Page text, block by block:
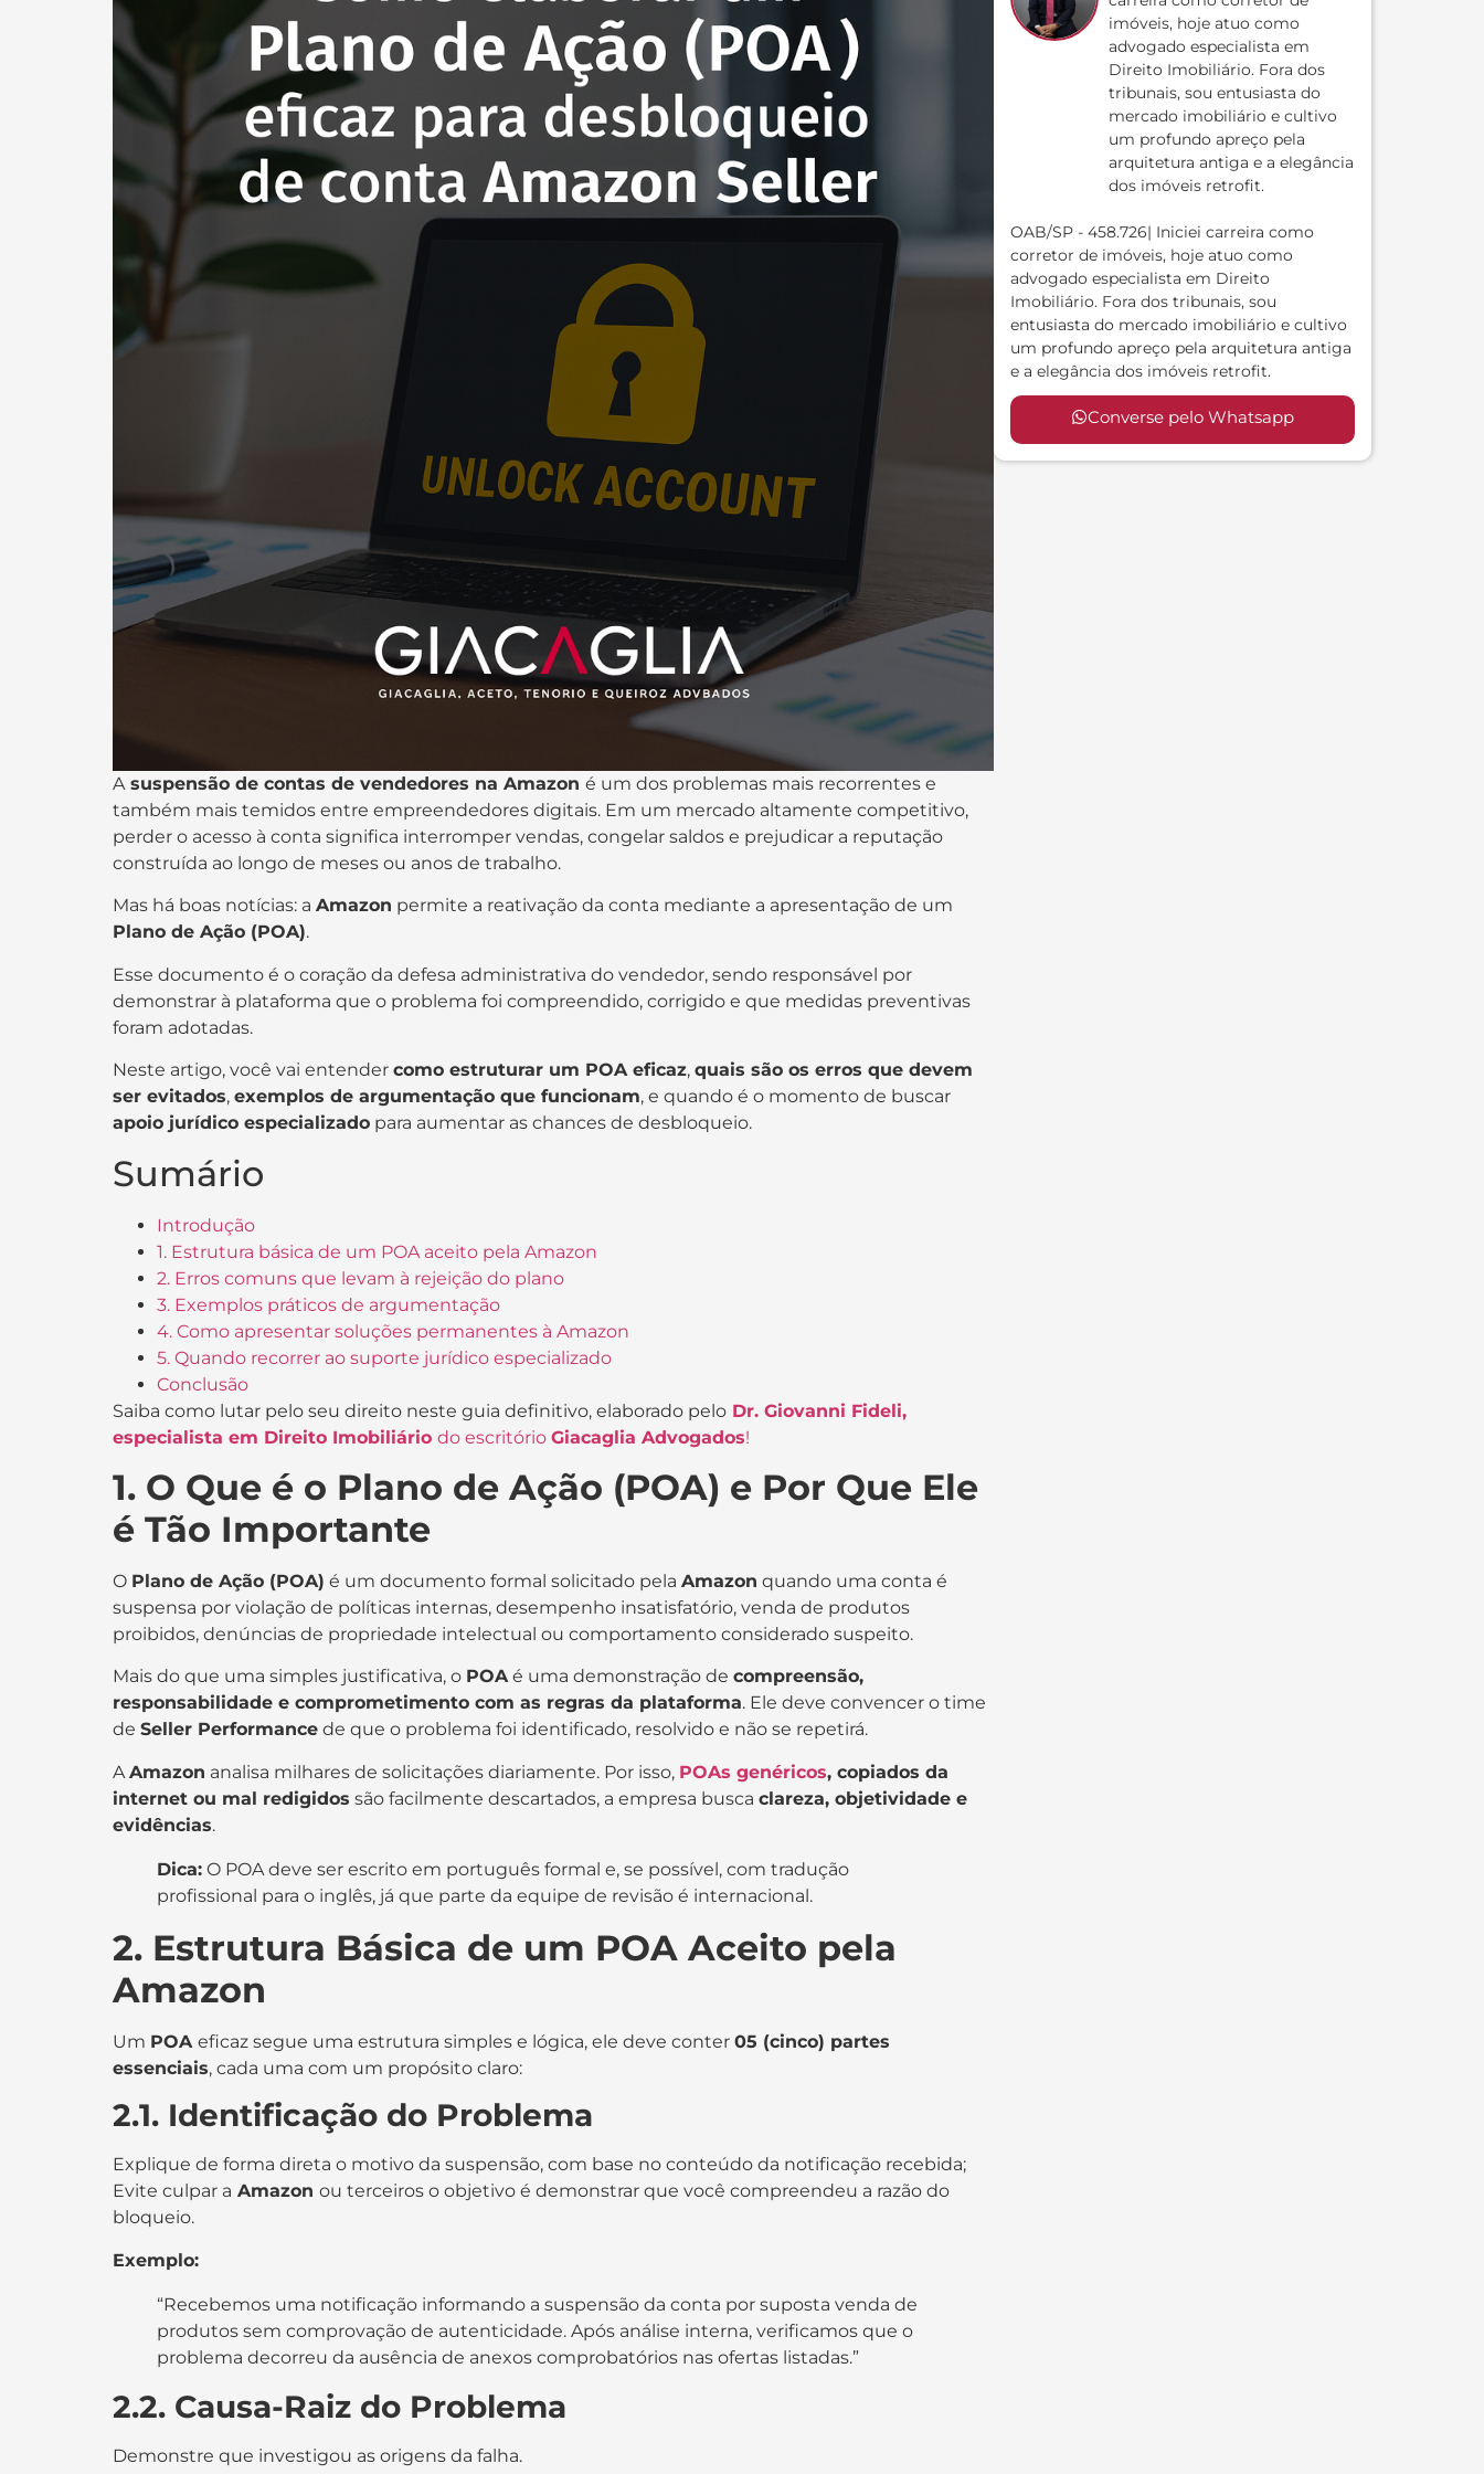
imóveis, hoje atuo como
advogado especialista em
Direito Imobiliário. Fora dos
tribunais, sou entusiasta do
mercado imobiliário e cultivo
um profundo apreço pela
arquitetura antiga e a elegância
dos imóveis retrofit.
OAB/SP - 458.726| Iniciei carreira como
corretor de imóveis, hoje atuo como
advogado especialista em Direito
Imobiliário. Fora dos tribunais, sou
entusiasta do mercado imobiliário e cultivo
um profundo apreço pela arquitetura antiga
e a elegância dos imóveis retrofit.
Converse pelo Whatsapp
Asuspensão de contas de vendedores na Amazon é um dos problemas mais recorrentes e
também mais temidos entre empreendedores digitais. Em um mercado altamente competitivo,
perder o acesso à conta significa interromper vendas, congelar saldos e prejudicar a reputação
construída ao longo de meses ou anos de trabalho.
Mas há boas notícias: a Amazon permite a reativação da conta mediante a apresentação de um
Plano de Ação (POA).
Esse documento é o coração da defesa administrativa do vendedor, sendo responsável por
demonstrar à plataforma que o problema foi compreendido, corrigido e que medidas preventivas
foram adotadas.
Neste artigo, você vai entender como estruturar um POA eficaz, quais são os erros que devem
ser evitados, exemplos de argumentação que funcionam, e quando é o momento de buscar
apoio jurídico especializado para aumentar as chances de desbloqueio.
Sumário
Introdução
1. Estrutura básica de um POA aceito pela Amazon
2. Erros comuns que levam à rejeição do plano
3. Exemplos práticos de argumentação
4. Como apresentar soluções permanentes à Amazon
5. Quando recorrer ao suporte jurídico especializado
Conclusão
Saiba como lutar pelo seu direito neste guia definitivo, elaborado pelo Dr. Giovanni Fideli,
especialista em Direito Imobiliário do escritório Giacaglia Advogados!
1. O Que é o Plano de Ação (POA) e Por Que Ele
é Tão Importante
O Plano de Ação (POA) é um documento formal solicitado pela Amazon quando uma conta é
suspensa por violação de políticas internas, desempenho insatisfatório, venda de produtos
proibidos, denúncias de propriedade intelectual ou comportamento considerado suspeito.
Mais do que uma simples justificativa, o POAé uma demonstração de compreensão,
responsabilidade e comprometimento com as regras da plataforma. Ele deve convencer o time
de Seller Performance de que o problema foi identificado, resolvido e não se repetirá.
A Amazon analisa milhares de solicitações diariamente. Por isso, POAs genéricos, copiados da
internet ou mal redigidos são facilmente descartados, a empresa busca clareza, objetividade e
evidências.
Dica: O POA deve ser escrito em português formal e, se possível, com tradução
profissional para o inglês, já que parte da equipe de revisão é internacional.
2. Estrutura Básica de um POA Aceito pela
Amazon
Um POA eficaz segue uma estrutura simples e lógica, ele deve conter 05 (cinco) partes
essenciais, cada uma com um propósito claro:
2.1. Identificação do Problema
Explique de forma direta o motivo da suspensão, com base no conteúdo da notificação recebida;
Evite culpar a Amazon ou terceiros o objetivo é demonstrar que você compreendeu a razão do
bloqueio.
Exemplo:
“Recebemos uma notificação informando a suspensão da conta por suposta venda de
produtos sem comprovação de autenticidade. Após análise interna, verificamos que o
problema decorreu da ausência de anexos comprobatórios nas ofertas listadas.”
2.2. Causa-Raiz do Problema
Demonstre que investigou as origens da falha.